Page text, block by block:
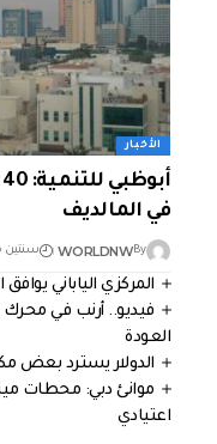
الأخبار
في المالديف
By
WORLDNW سنتين ago
المركزي الياباني
فيديو.. أرنب في
العودة
الدولار يسترد بعض
موانئ دبي: محطات
اعتيادي